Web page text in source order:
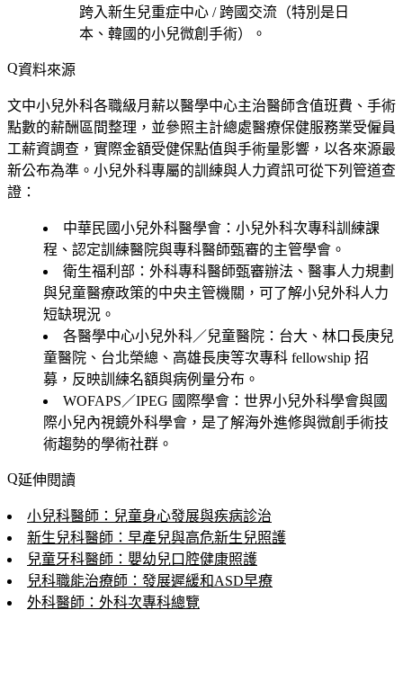
跨入新生兒重症中心 / 跨國交流（特別是日
本、韓國的小兒微創手術）
。
資料來源
文中小兒外科各職級月薪以醫學中心主治醫師含值班費、手術
點數的薪酬區間整理，並參照主計總處醫療保健服務業受僱員
工薪資調查，實際金額受健保點值與手術量影響，以各來源最
新公布為準。小兒外科專屬的訓練與人力資訊可從下列管道查
證：
中華民國小兒外科醫學會 ：小兒外科次專科訓練課
程、認定訓練醫院與專科醫師甄審的主管學會。
衛生福利部 ：外科專科醫師甄審辦法、醫事人力規劃
與兒童醫療政策的中央主管機關，可了解小兒外科人力
短缺現況。
各醫學中心小兒外科／兒童醫院 ：台大、林口長庚兒
童醫院、台北榮總、高雄長庚等次專科 fellowship 招
募，反映訓練名額與病例量分布。
WOFAPS／IPEG 國際學會 ：世界小兒外科學會與國
際小兒內視鏡外科學會，是了解海外進修與微創手術技
術趨勢的學術社群。
延伸閱讀
小兒科醫師：兒童身心發展與疾病診治
新生兒科醫師：早產兒與高危新生兒照護
兒童牙科醫師：嬰幼兒口腔健康照護
兒科職能治療師：發展遲緩和ASD早療
外科醫師：外科次專科總覽